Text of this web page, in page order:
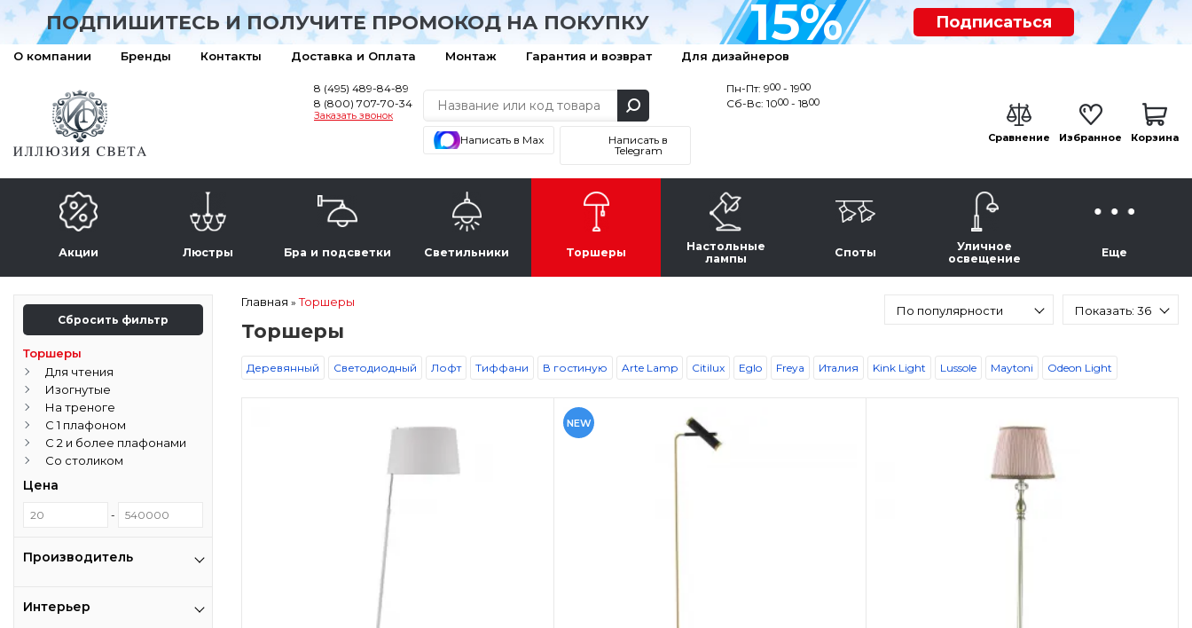
ПОДПИШИТЕСЬ И ПОЛУЧИТЕ ПРОМОКОД НА ПОКУПКУ 15% Подписаться
О компании Бренды Контакты Доставка и Оплата Монтаж Гарантия и возврат Для дизайнеров
8 (495) 489-84-89
8 (800) 707-70-34
Заказать звонок
Написать в Max
Написать в
Telegram
Пн-Пт: 900 - 1900
Сб-Вс: 1000 - 1800
Сравнение Избранное Корзина
Акции Люстры Бра и подсветки Светильники Торшеры
Настольные
лампы
Споты
Уличное
освещение
Еще
Сбросить фильтр
Торшеры
Для чтения
Изогнутые
На треноге
С 1 плафоном
С 2 и более плафонами
Со столиком
Цена
-
Производитель
Интерьер
Главная »Торшеры
Торшеры
По популярности Показать: 36
Деревянный Светодиодный Лофт Тиффани В гостиную Arte Lamp Citilux Eglo Freya Италия Kink Light Lussole Maytoni Odeon Light
NEW